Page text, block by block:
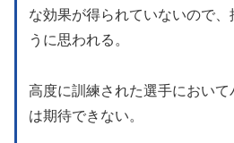
な効果が得られていないので
うに思われる。
高度に訓練された選手におい
は期待できない。